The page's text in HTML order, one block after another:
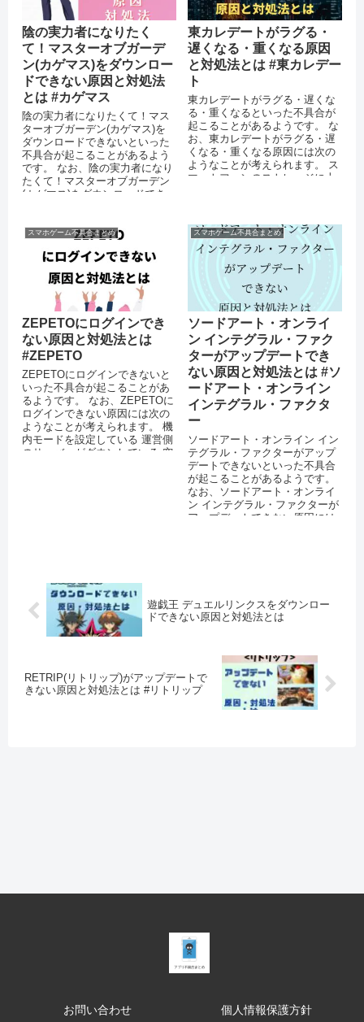
陰の実力者になりたく
て！マスターオブガーデ
ン(カゲマス)をダウンロー
ドできない原因と対処法
とは #カゲマス
陰の実力者になりたくて！マス
ターオブガーデン(カゲマス)を
ダウンロードできないといった
不具合が起こることがあるよう
です。 なお、陰の実力者になり
たくて！マスターオブガーデン
(カゲマス)をダウンロードでき
東カレデートがラグる・
遅くなる・重くなる原因
と対処法とは #東カレデー
ト
東カレデートがラグる・遅くな
る・重くなるといった不具合が
起こることがあるようです。 な
お、東カレデートがラグる・遅
くなる・重くなる原因には次の
ようなことが考えられます。 ス
マートフォンのストレージに十
スマホゲーム不具合まとめ
ZEPETOにログインでき
ない原因と対処法とは
#ZEPETO
ZEPETOにログインできないと
いった不具合が起こることがあ
るようです。 なお、ZEPETOに
ログインできない原因には次の
ようなことが考えられます。 機
内モードを設定している 運営側
のサーバーがダウンしている 突
スマホゲーム不具合まとめ
ソードアート・オンライ
ン インテグラル・ファク
ターがアップデートでき
ない原因と対処法とは #ソ
ードアート・オンライン
インテグラル・ファクタ
ー
ソードアート・オンライン イン
テグラル・ファクターがアップ
デートできないといった不具合
が起こることがあるようです。
なお、ソードアート・オンライ
ン インテグラル・ファクターが
アップデートできない原因には
遊戯王 デュエルリンクスをダウンロー
ドできない原因と対処法とは
RETRIP(リトリップ)がアップデートで
きない原因と対処法とは #リトリップ
お問い合わせ 個人情報保護方針